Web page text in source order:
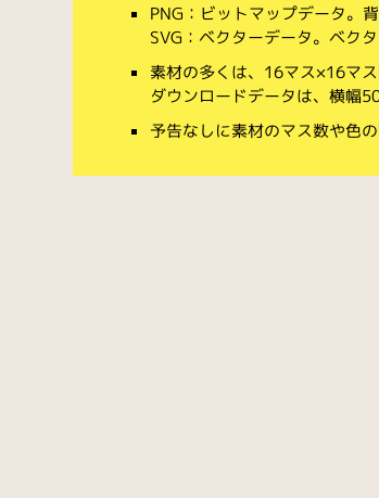
PNG：ビットマップデータ。
SVG：ベクターデータ。ベク
素材の多くは、16マス×16マ
ダウンロードデータは、横幅
予告なしに素材のマス数や色